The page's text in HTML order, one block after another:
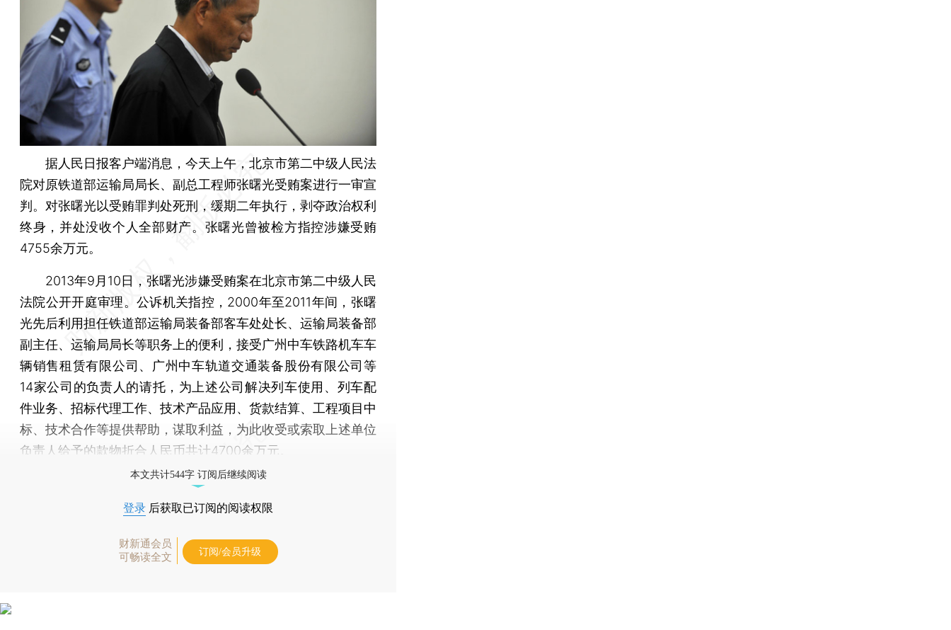
据人民日报客户端消息，今天上午，北京市第二中级人民法
院对原铁道部运输局局长、副总工程师张曙光受贿案进行一审宣
判。对张曙光以受贿罪判处死刑，缓期二年执行，剥夺政治权利
终身，并处没收个人全部财产。张曙光曾被检方指控涉嫌受贿
4755余万元。
2013年9月10日，张曙光涉嫌受贿案在北京市第二中级人民
法院公开开庭审理。公诉机关指控，2000年至2011年间，张曙
光先后利用担任铁道部运输局装备部客车处处长、运输局装备部
副主任、运输局局长等职务上的便利，接受广州中车铁路机车车
辆销售租赁有限公司、广州中车轨道交通装备股份有限公司等
14家公司的负责人的请托，为上述公司解决列车使用、列车配
件业务、招标代理工作、技术产品应用、货款结算、工程项目中
标、技术合作等提供帮助，谋取利益，为此收受或索取上述单位
负责人给予的款物折合人民币共计4700余万元。
本文共计544字 订阅后继续阅读
登录 后获取已订阅的阅读权限
财新通会员
可畅读全文
订阅/会员升级